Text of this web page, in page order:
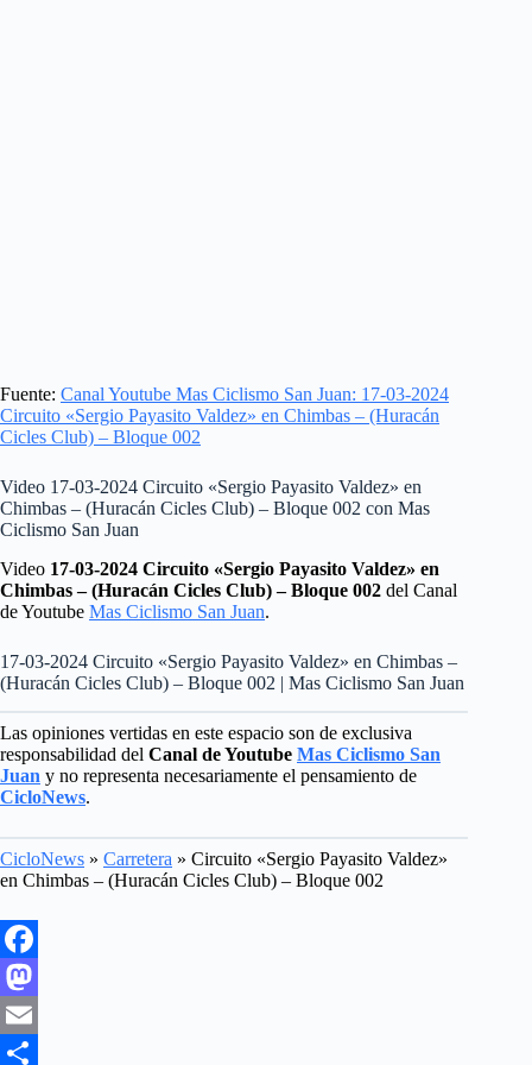
Fuente: Canal Youtube Mas Ciclismo San Juan: 17-03-2024
Circuito «Sergio Payasito Valdez» en Chimbas – (Huracán
Cicles Club) – Bloque 002
Video 17-03-2024 Circuito «Sergio Payasito Valdez» en
Chimbas – (Huracán Cicles Club) – Bloque 002 con Mas
Ciclismo San Juan
Video 17-03-2024 Circuito «Sergio Payasito Valdez» en
Chimbas – (Huracán Cicles Club) – Bloque 002 del Canal
de Youtube Mas Ciclismo San Juan.
17-03-2024 Circuito «Sergio Payasito Valdez» en Chimbas –
(Huracán Cicles Club) – Bloque 002 | Mas Ciclismo San Juan
Las opiniones vertidas en este espacio son de exclusiva
responsabilidad del Canal de Youtube Mas Ciclismo San
Juan y no representa necesariamente el pensamiento de
CicloNews.
CicloNews » Carretera » Circuito «Sergio Payasito Valdez»
en Chimbas – (Huracán Cicles Club) – Bloque 002
F
a
c
M
aE